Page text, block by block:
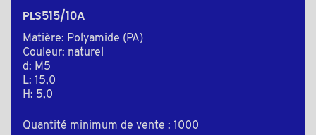
PLS515/10A
Matière: Polyamide (PA)
Couleur: naturel
d: M5
L: 15,0
H: 5,0
Quantité minimum de vente : 1000